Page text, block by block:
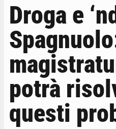
Droga e
potrà
questi